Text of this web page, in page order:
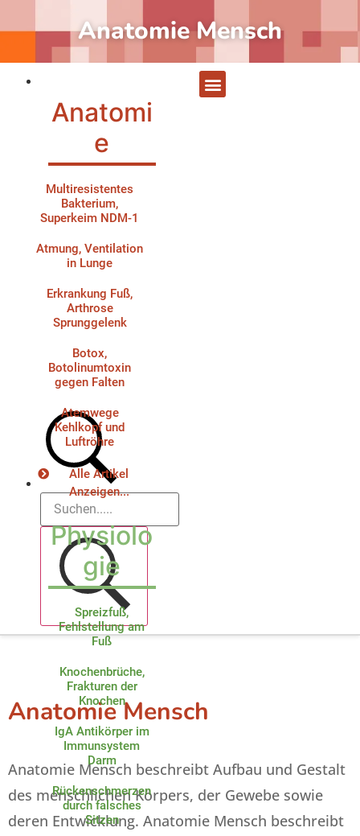
Anatomie Mensch
Anatomi
e
Multiresistentes
Bakterium,
Superkeim NDM-1
Atmung, Ventilation
in Lunge
Erkrankung Fuß,
Arthrose
Sprunggelenk
Botox,
Botolinumtoxin
gegen Falten
Atemwege
Kehlkopf und
Luftröhre
Alle Artikel
Anzeigen...
Physiolo
gie
Spreizfuß,
Fehlstellung am
Fuß
Knochenbrüche,
Frakturen der
Knochen
IgA Antikörper im
Immunsystem
Darm
Rückenschmerzen
durch falsches
Sitzen
Anatomie Mensch
Anatomie Mensch beschreibt Aufbau und Gestalt
des menschlichen Körpers, der Gewebe sowie
deren Entwicklung. Anatomie Mensch beschreibt